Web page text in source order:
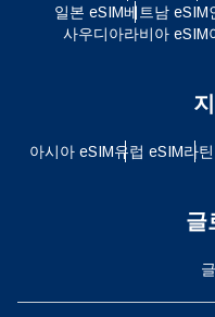
일본 eSIM베트남 eSIM
사우디아라비아 eSIM
아시아 eSIM유럽 ​​eSIM라
글